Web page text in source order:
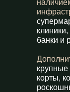
банки и
корты,